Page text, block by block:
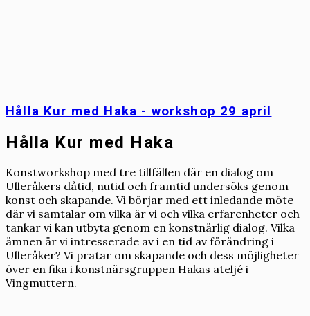
Hålla Kur med Haka - workshop 29 april
Hålla Kur med Haka
Konstworkshop med tre tillfällen där en dialog om
Ulleråkers dåtid, nutid och framtid undersöks genom
konst och skapande. Vi börjar med ett inledande möte
där vi samtalar om vilka är vi och vilka erfarenheter och
tankar vi kan utbyta genom en konstnärlig dialog. Vilka
ämnen är vi intresserade av i en tid av förändring i
Ulleråker? Vi pratar om skapande och dess möjligheter
över en fika i konstnärsgruppen Hakas ateljé i
Vingmuttern.